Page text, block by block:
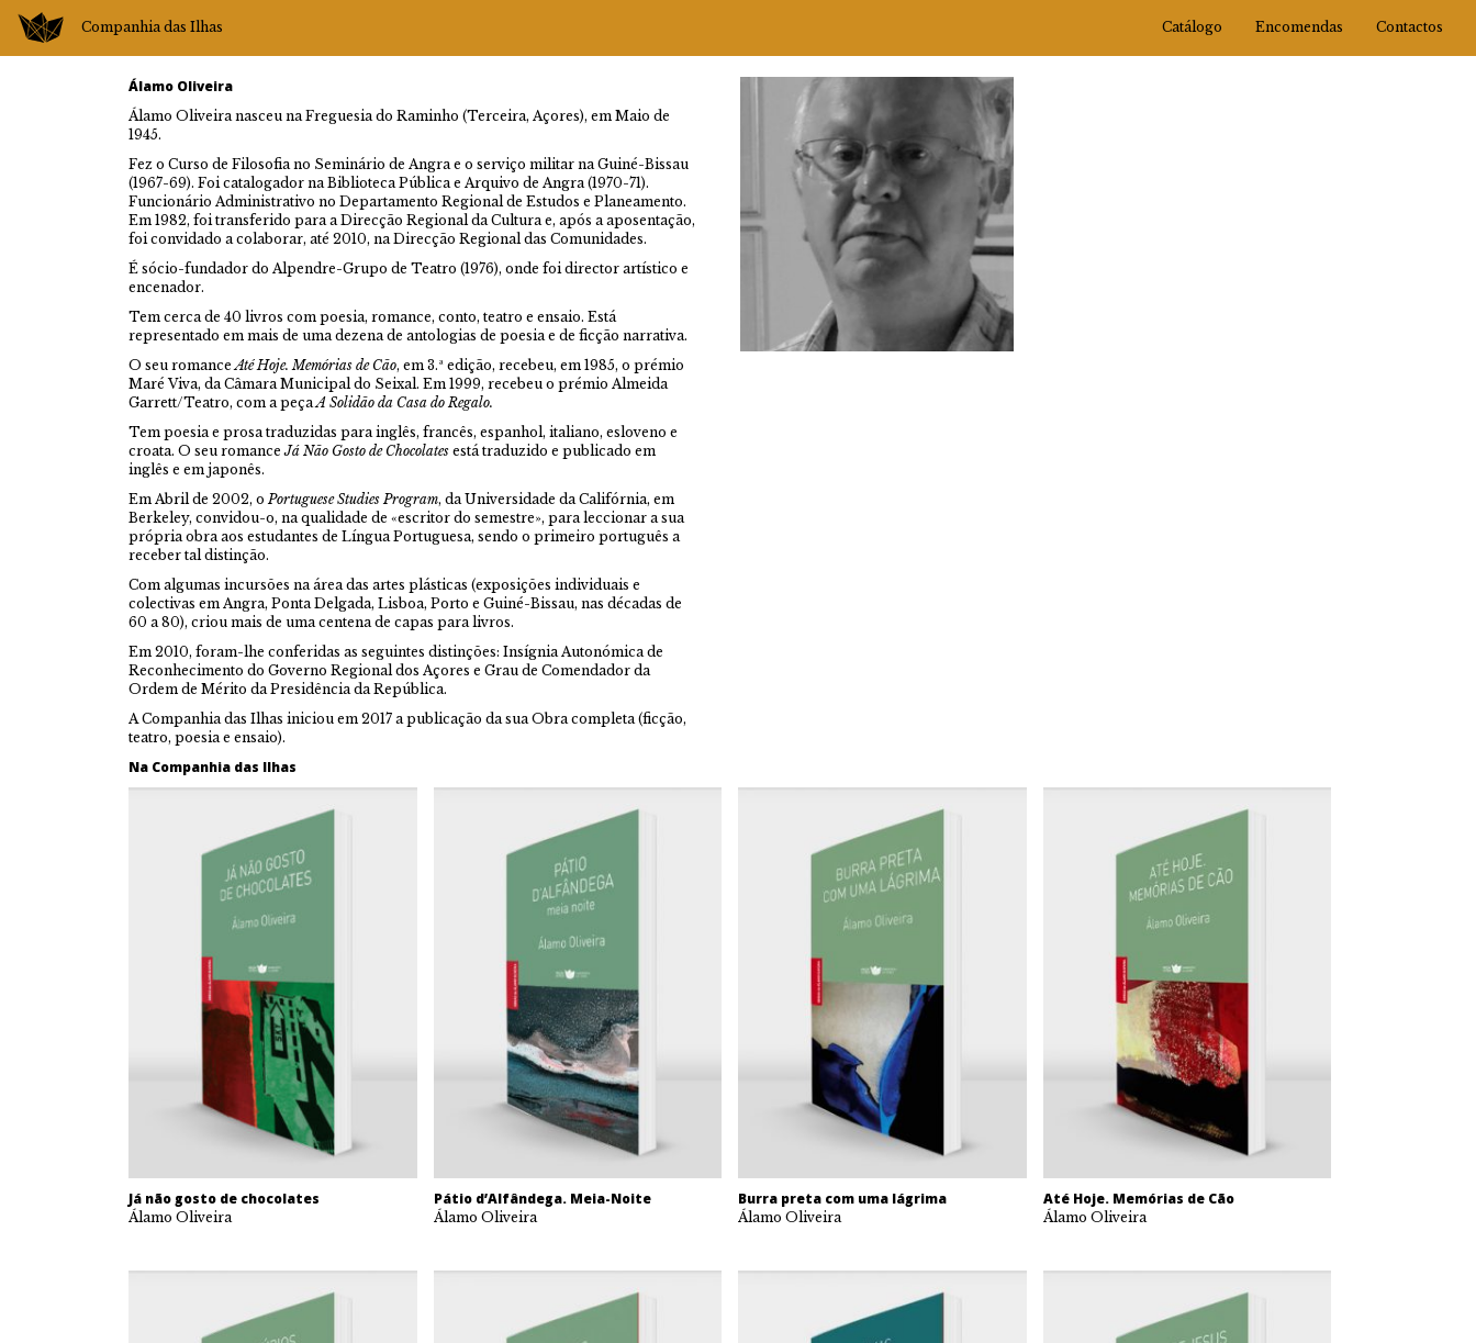
Companhia das Ilhas Catálogo Encomendas Contactos
Álamo Oliveira
Álamo Oliveira nasceu na Freguesia do Raminho (Terceira, Açores), em Maio de
1945.
Fez o Curso de Filosofia no Seminário de Angra e o serviço militar na Guiné-Bissau
(1967-69). Foi catalogador na Biblioteca Pública e Arquivo de Angra (1970-71).
Funcionário Administrativo no Departamento Regional de Estudos e Planeamento.
Em 1982, foi transferido para a Direcção Regional da Cultura e, após a aposentação,
foi convidado a colaborar, até 2010, na Direcção Regional das Comunidades.
É sócio-fundador do Alpendre-Grupo de Teatro (1976), onde foi director artístico e
encenador.
Tem cerca de 40 livros com poesia, romance, conto, teatro e ensaio. Está
representado em mais de uma dezena de antologias de poesia e de ficção narrativa.
O seu romanceAté Hoje. Memórias de Cão, em 3.ª edição, recebeu, em 1985, o prémio
Maré Viva, da Câmara Municipal do Seixal. Em 1999, recebeu o prémio Almeida
Garrett/Teatro, com a peçaA Solidão da Casa do Regalo.
Tem poesia e prosa traduzidas para inglês, francês, espanhol, italiano, esloveno e
croata. O seu romanceJá Não Gosto de Chocolates está traduzido e publicado em
inglês e em japonês.
Em Abril de 2002, oPortuguese Studies Program, da Universidade da Califórnia, em
Berkeley, convidou-o, na qualidade de «escritor do semestre», para leccionar a sua
própria obra aos estudantes de Língua Portuguesa, sendo o primeiro português a
receber tal distinção.
Com algumas incursões na área das artes plásticas (exposições individuais e
colectivas em Angra, Ponta Delgada, Lisboa, Porto e Guiné-Bissau, nas décadas de
60 a 80), criou mais de uma centena de capas para livros.
Em 2010, foram-lhe conferidas as seguintes distinções: Insígnia Autonómica de
Reconhecimento do Governo Regional dos Açores e Grau de Comendador da
Ordem de Mérito da Presidência da República.
A Companhia das Ilhas iniciou em 2017 a publicação da sua Obra completa (ficção,
teatro, poesia e ensaio).
Na Companhia das Ilhas
Já não gosto de chocolates
Álamo Oliveira
Pátio d’Alfândega. Meia-Noite
Álamo Oliveira
Burra preta com uma lágrima
Álamo Oliveira
Até Hoje. Memórias de Cão
Álamo Oliveira